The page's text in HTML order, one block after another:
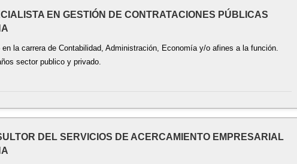
EN GESTIÓN DE CONTRATACIONES PÚBLICAS
la carrera de Contabilidad, Administración, Economía y/o afines a la función.
sector publico y privado.
DEL SERVICIOS DE ACERCAMIENTO EMPRESARIAL